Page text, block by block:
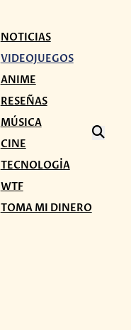
NOTICIAS
VIDEOJUEGOS
ANIME
RESEÑAS
MÚSICA
CINE
TECNOLOGÍA
WTF
TOMA MI DINERO